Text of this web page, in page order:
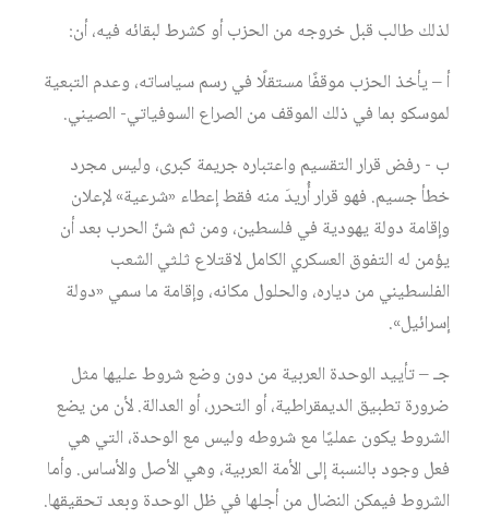
لذلك طالب قبل خروجه من الحزب أو كشرط لبقائه فيه، أن:
أ‌ – يأخذ الحزب موقفًا مستقلًا في رسم سياساته، وعدم التبعية
لموسكو بما في ذلك الموقف من الصراع السوفياتي- الصيني.
ب ‌- رفض قرار التقسيم واعتباره جريمة كبرى، وليس مجرد
خطأ جسيم. فهو قرار أُريدَ منه فقط إعطاء «شرعية» لإعلان
وإقامة دولة يهودية في فلسطين، ومن ثم شنّ الحرب بعد أن
يؤمن له التفوق العسكري الكامل لاقتلاع ثلثي الشعب
الفلسطيني من دياره، والحلول مكانه، وإقامة ما سمي «دولة
إسرائيل».
جـ – تأييد الوحدة العربية من دون وضع شروط عليها مثل
ضرورة تطبيق الديمقراطية، أو التحرر، أو العدالة. لأن من يضع
الشروط يكون عمليًا مع شروطه وليس مع الوحدة، التي هي
فعل وجود بالنسبة إلى الأمة العربية، وهي الأصل والأساس. وأما
الشروط فيمكن النضال من أجلها في ظل الوحدة وبعد تحقيقها.